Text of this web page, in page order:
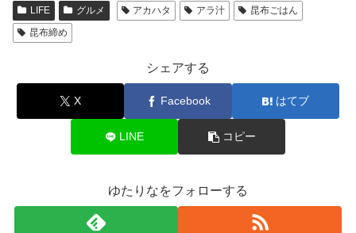
LIFE グルメ アカハタ アラ汁
昆布ごはん
昆布締め
シェアする
X Facebook はてブ
LINE コピー
ゆたりなをフォローする